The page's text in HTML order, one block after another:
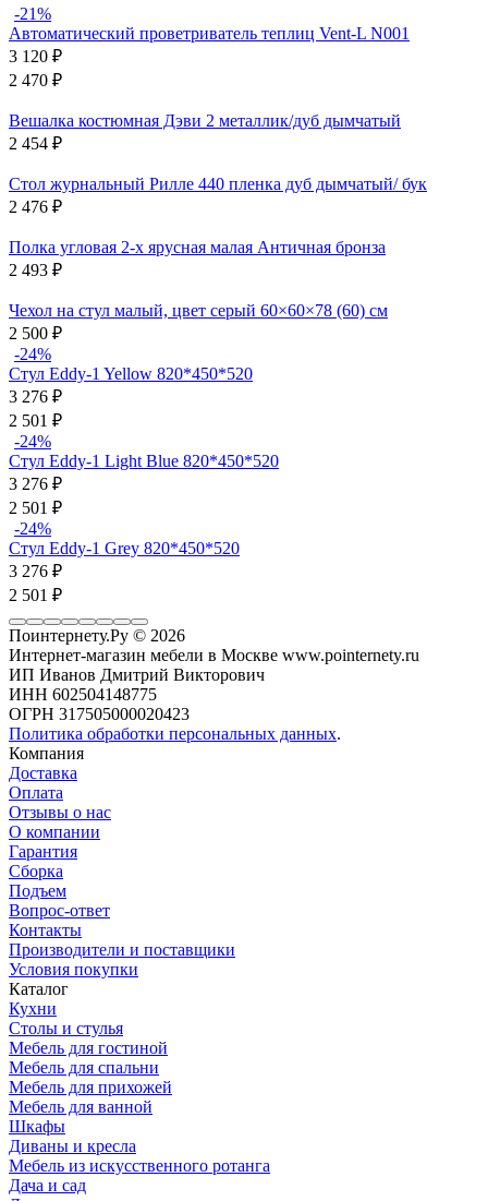
-21%
Автоматический проветриватель теплиц Vent-L N001
3 120 ₽
2 470 ₽
Вешалка костюмная Дэви 2 металлик/дуб дымчатый
2 454 ₽
Стол журнальный Рилле 440 пленка дуб дымчатый/ бук
2 476 ₽
Полка угловая 2-х ярусная малая Античная бронза
2 493 ₽
Чехол на стул малый, цвет серый 60×60×78 (60) см
2 500 ₽
-24%
Стул Eddy-1 Yellow 820*450*520
3 276 ₽
2 501 ₽
-24%
Стул Eddy-1 Light Blue 820*450*520
3 276 ₽
2 501 ₽
-24%
Стул Eddy-1 Grey 820*450*520
3 276 ₽
2 501 ₽
Поинтернету.Ру © 2026
Интернет-магазин мебели в Москве www.pointernety.ru
ИП Иванов Дмитрий Викторович
ИНН 602504148775
ОГРН 317505000020423
Политика обработки персональных данных.
Компания
Доставка
Оплата
Отзывы о нас
О компании
Гарантия
Сборка
Подъем
Вопрос-ответ
Контакты
Производители и поставщики
Условия покупки
Каталог
Кухни
Столы и стулья
Мебель для гостиной
Мебель для спальни
Мебель для прихожей
Мебель для ванной
Шкафы
Диваны и кресла
Мебель из искусственного ротанга
Дача и сад